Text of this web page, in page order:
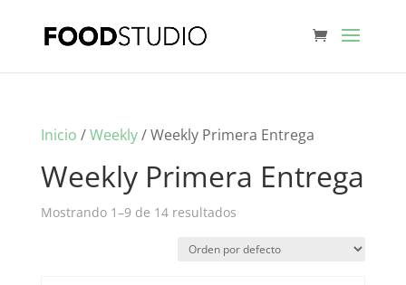
Inicio /Weekly/ Weekly Primera Entrega
Weekly Primera Entrega
Mostrando 1–9 de 14 resultados